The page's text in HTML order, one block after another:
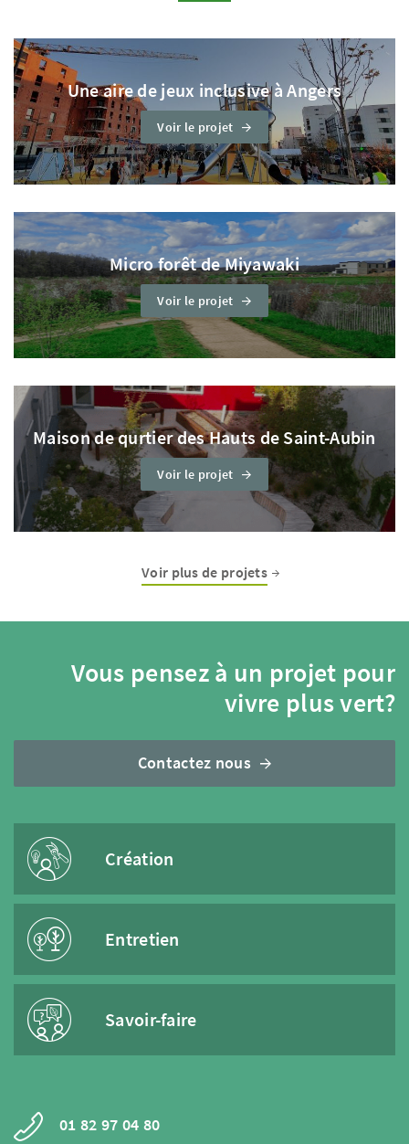
Une aire de jeux inclusive à Angers
Voir le projet
Micro forêt de Miyawaki
Voir le projet
Maison de qurtier des Hauts de Saint-Aubin
Voir le projet
Voir plus de projets
Vous pensez à un projet pour
vivre plus vert?
Contactez nous
Création
Entretien
Savoir-faire
01 82 97 04 80